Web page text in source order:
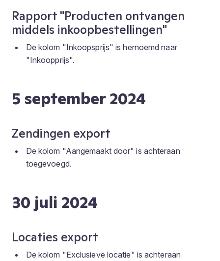
Rapport "Producten ontvangen
middels inkoopbestellingen"
De kolom "Inkoopsprijs" is hernoemd naar
"Inkoopprijs".
5 september 2024
Zendingen export
De kolom "Aangemaakt door" is achteraan
toegevoegd.
30 juli 2024
Locaties export
De kolom "Exclusieve locatie" is achteraan